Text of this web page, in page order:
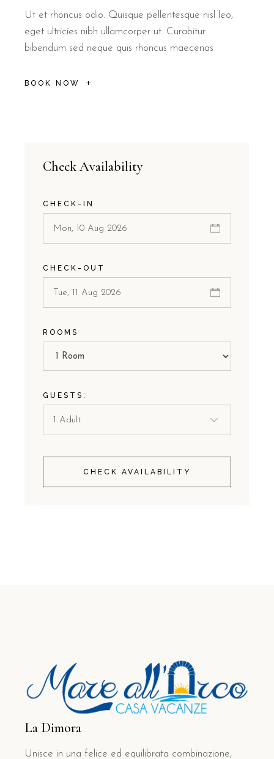
Ut et rhoncus odio. Quisque pellentesque nisl leo,
eget ultricies nibh ullamcorper ut. Curabitur
bibendum sed neque quis rhoncus maecenas
BOOK NOW
Check Availability
CHECK-IN
CHECK-OUT
ROOMS
GUESTS:
CHECK AVAILABILITY
La Dimora
Unisce in una felice ed equilibrata combinazione,